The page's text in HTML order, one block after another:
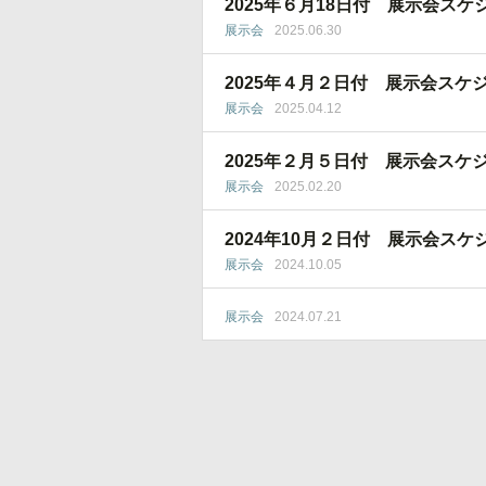
2025年６月18日付 展示会スケ
展示会 2025.06.30
2025年４月２日付 展示会スケ
展示会 2025.04.12
2025年２月５日付 展示会スケ
展示会 2025.02.20
2024年10月２日付 展示会スケ
展示会 2024.10.05
展示会 2024.07.21